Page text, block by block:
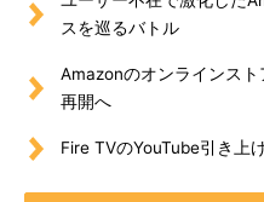
スを巡るバトル
Amazonのオンラインス
再開へ
Fire TVのYouTube引き上